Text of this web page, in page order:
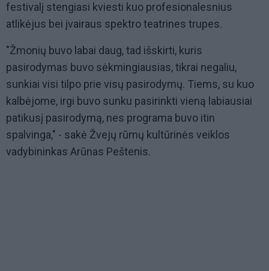
festivalį stengiasi kviesti kuo profesionalesnius
atlikėjus bei įvairaus spektro teatrines trupes.
"Žmonių buvo labai daug, tad išskirti, kuris
pasirodymas buvo sėkmingiausias, tikrai negaliu,
sunkiai visi tilpo prie visų pasirodymų. Tiems, su kuo
kalbėjome, irgi buvo sunku pasirinkti vieną labiausiai
patikusį pasirodymą, nes programa buvo itin
spalvinga," - sakė Žvejų rūmų kultūrinės veiklos
vadybininkas Arūnas Peštenis.